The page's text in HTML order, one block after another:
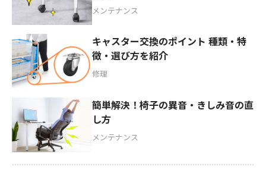
メンテナンス
キャスター交換のポイント 種類・特
徴・選び方を紹介
修理
簡単解決！椅子の異音・きしみ音の直
し方
メンテナンス